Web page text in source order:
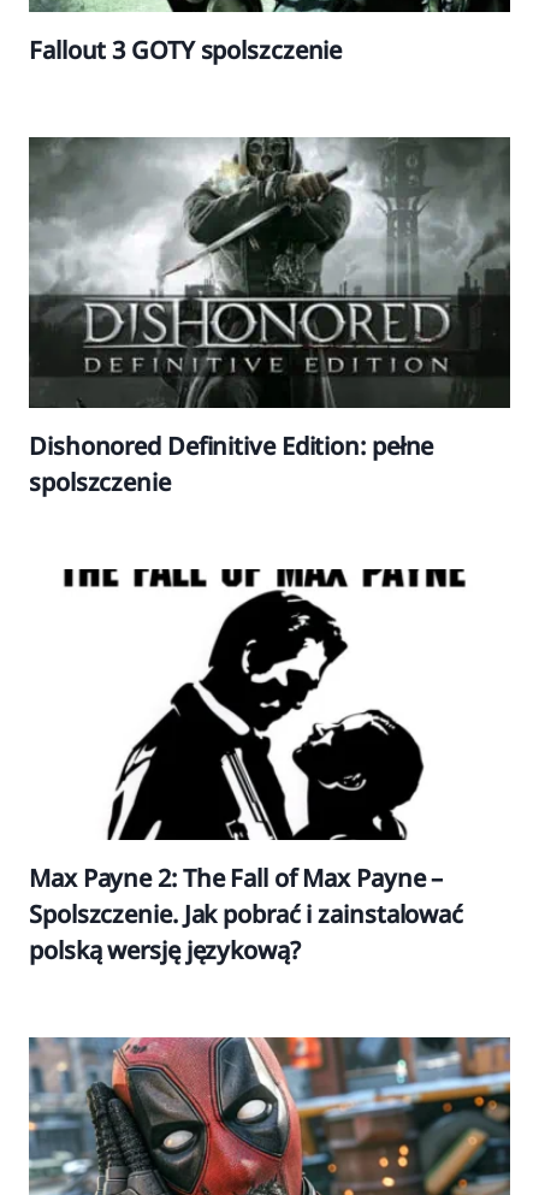
Fallout 3 GOTY spolszczenie
Dishonored Definitive Edition: pełne
spolszczenie
Max Payne 2: The Fall of Max Payne –
Spolszczenie. Jak pobrać i zainstalować
polską wersję językową?